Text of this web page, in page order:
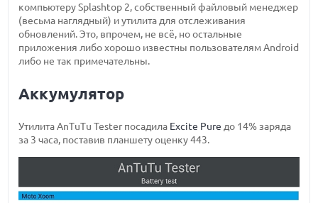
компьютеру Splashtop 2, собственный файловый менеджер
(весьма наглядный) и утилита для отслеживания
обновлений. Это, впрочем, не всё, но остальные
приложения либо хорошо известны пользователям Android
либо не так примечательны.
Аккумулятор
Утилита AnTuTu Tester посадила Excite Pure до 14% заряда
за 3 часа, поставив планшету оценку 443.